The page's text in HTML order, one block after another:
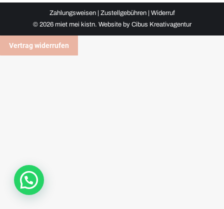
Zahlungsweisen| Zustellgebühren| Widerruf
© 2026 miet mei kistn. Website by Cibus Kreativagentur
Vertrag widerrufen